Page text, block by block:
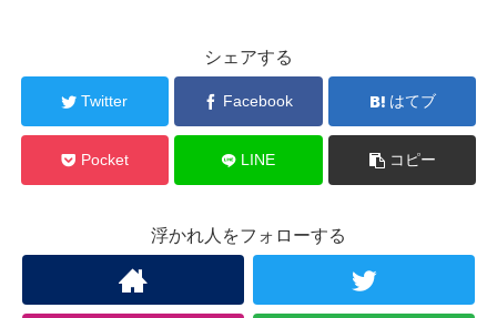
シェアする
Twitter Facebook はてブ
Pocket LINE コピー
浮かれ人をフォローする